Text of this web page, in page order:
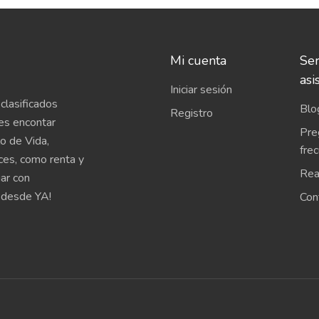
encontar
de Vida,
como renta y
con
YA!
Mi cuenta
Iniciar sesión
Registro